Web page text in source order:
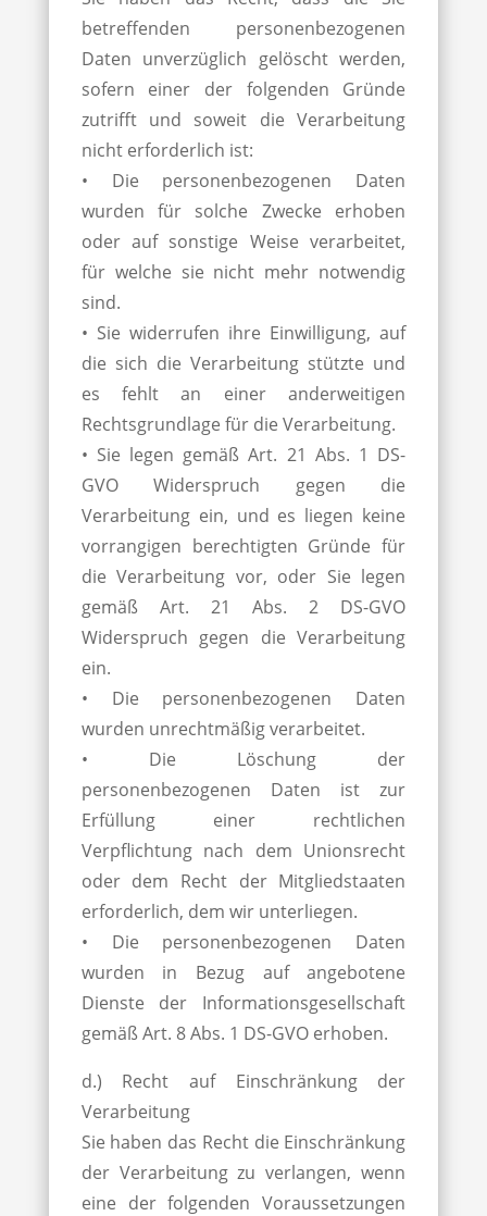
betreffenden personenbezogenen
Daten unverzüglich gelöscht werden,
sofern einer der folgenden Gründe
zutrifft und soweit die Verarbeitung
nicht erforderlich ist:
• Die personenbezogenen Daten
wurden für solche Zwecke erhoben
oder auf sonstige Weise verarbeitet,
für welche sie nicht mehr notwendig
sind.
• Sie widerrufen ihre Einwilligung, auf
die sich die Verarbeitung stützte und
es fehlt an einer anderweitigen
Rechtsgrundlage für die Verarbeitung.
• Sie legen gemäß Art. 21 Abs. 1 DS-
GVO Widerspruch gegen die
Verarbeitung ein, und es liegen keine
vorrangigen berechtigten Gründe für
die Verarbeitung vor, oder Sie legen
gemäß Art. 21 Abs. 2 DS-GVO
Widerspruch gegen die Verarbeitung
ein.
• Die personenbezogenen Daten
wurden unrechtmäßig verarbeitet.
• Die Löschung der
personenbezogenen Daten ist zur
Erfüllung einer rechtlichen
Verpflichtung nach dem Unionsrecht
oder dem Recht der Mitgliedstaaten
erforderlich, dem wir unterliegen.
• Die personenbezogenen Daten
wurden in Bezug auf angebotene
Dienste der Informationsgesellschaft
gemäß Art. 8 Abs. 1 DS-GVO erhoben.
d.) Recht auf Einschränkung der
Verarbeitung
Sie haben das Recht die Einschränkung
der Verarbeitung zu verlangen, wenn
eine der folgenden Voraussetzungen